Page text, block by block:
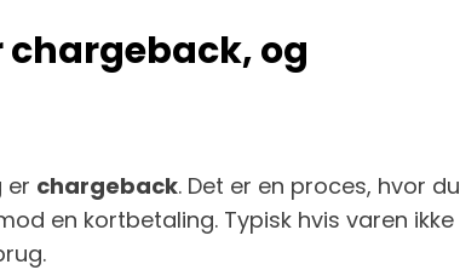
og
er chargeback. Det er en proces, hvor du
en kortbetaling. Typisk hvis varen ikke